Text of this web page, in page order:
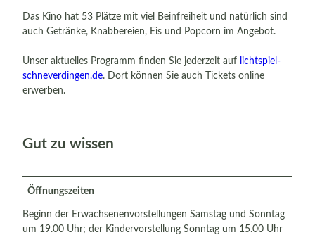
Das Kino hat 53 Plätze mit viel Beinfreiheit und natürlich sind
auch Getränke, Knabbereien, Eis und Popcorn im Angebot.
Unser aktuelles Programm finden Sie jederzeit auf lichtspiel-
schneverdingen.de. Dort können Sie auch Tickets online
erwerben.
Gut zu wissen
Öffnungszeiten
Beginn der Erwachsenenvorstellungen Samstag und Sonntag
um 19.00 Uhr; der Kindervorstellung Sonntag um 15.00 Uhr